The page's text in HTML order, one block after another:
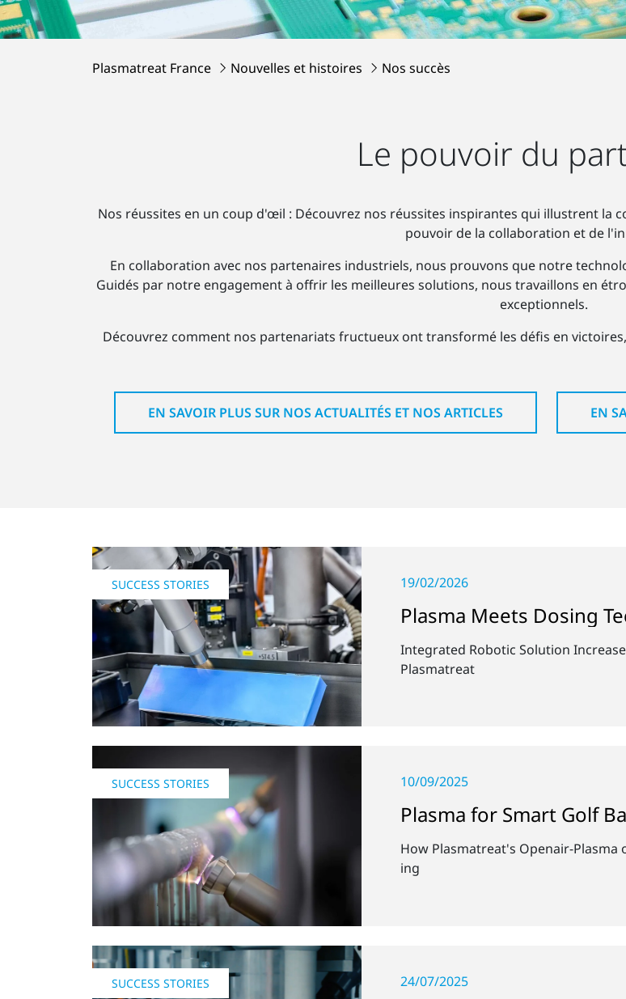
Plasmatreat France Nouvelles et histoires Nos succès
Le pouvoir du
Nos réussites en un coup d'œil : Découvrez nos réussites inspirantes qui illustrent la
pouvoir de la collaboration et de
En collaboration avec nos partenaires industriels, nous prouvons que notre
Guidés par notre engagement à offrir les meilleures solutions, nous travaillons en
exceptionnels.
Découvrez comment nos partenariats fructueux ont transformé les défis en
EN SAVOIR PLUS SUR NOS ACTUALITÉS ET NOS ARTICLES EN
SUCCESS STORIES 19/02/2026
Plasma Meets Dosing
Integrated Robotic Solution
Plasmatreat
SUCCESS STORIES 10/09/2025
Plasma for Smart Golf
How Plasmatreat's Openair-
ing
SUCCESS STORIES 24/07/2025